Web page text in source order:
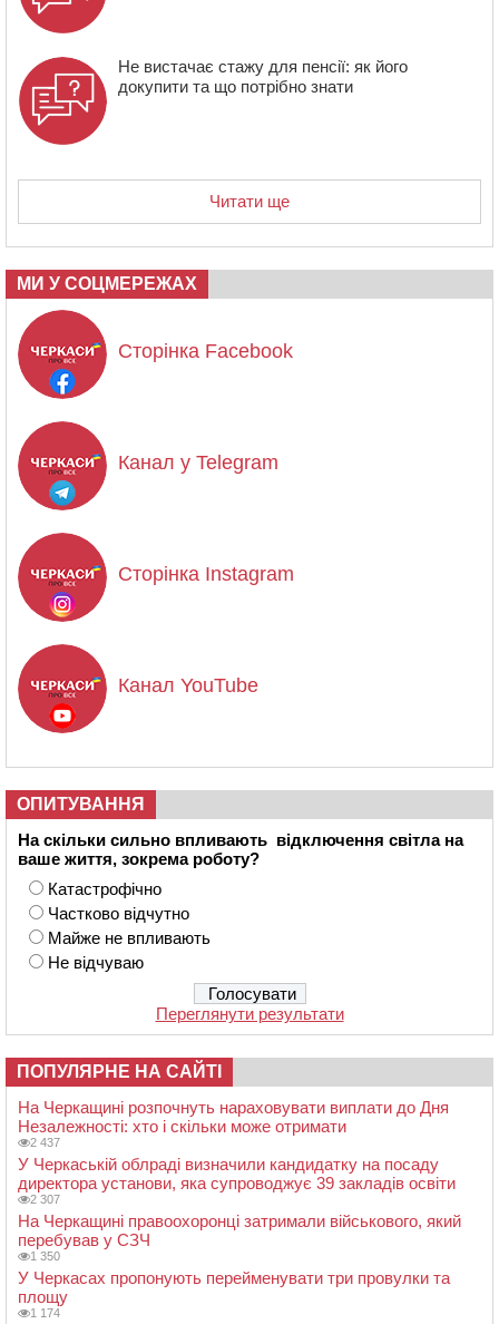
Не вистачає стажу для пенсії: як його
докупити та що потрібно знати
Читати ще
МИ У СОЦМЕРЕЖАХ
Сторінка Facebook
Канал у Telegram
Сторінка Instagram
Канал YouTube
ОПИТУВАННЯ
На скільки сильно впливають відключення світла на
ваше життя, зокрема роботу?
Катастрофічно
Частково відчутно
Майже не впливають
Не відчуваю
Переглянути результати
ПОПУЛЯРНЕ НА САЙТІ
На Черкащині розпочнуть нараховувати виплати до Дня
Незалежності: хто і скільки може отримати
2 437
У Черкаській облраді визначили кандидатку на посаду
директора установи, яка супроводжує 39 закладів освіти
2 307
На Черкащині правоохоронці затримали військового, який
перебував у СЗЧ
1 350
У Черкасах пропонують перейменувати три провулки та
площу
1 174